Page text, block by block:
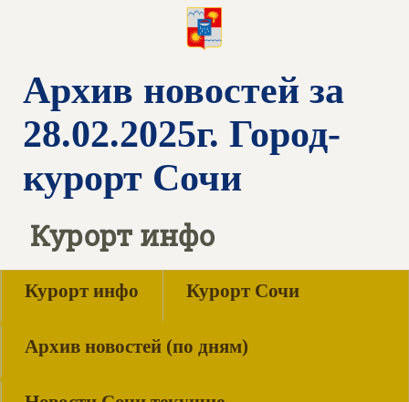
Архив новостей за
28.02.2025г. Город-
курорт Сочи
Курорт инфо
Курорт инфо Курорт Сочи
Архив новостей (по дням)